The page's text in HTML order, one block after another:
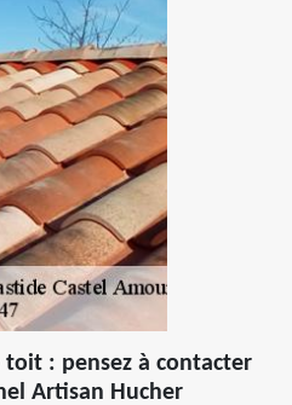
: pensez à contacter
Artisan Hucher